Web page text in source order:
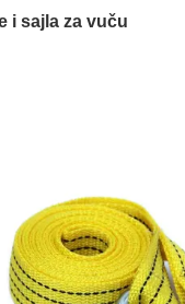
i sajla za vuču